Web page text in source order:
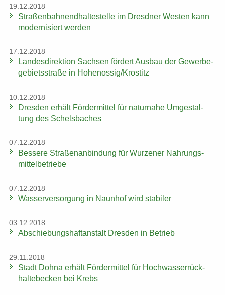
19.12.2018
Stra­ßen­bah­nend­hal­te­stel­le im Dresd­ner Wes­ten kann
mo­der­ni­siert wer­den
17.12.2018
Lan­des­di­rek­ti­on Sach­sen för­dert Aus­bau der Ge­wer­be­
ge­biets­stra­ße in Ho­he­nos­sig/Krostitz
10.12.2018
Dres­den er­hält För­der­mit­tel für na­tur­na­he Um­ge­stal­
tung des Schels­ba­ches
07.12.2018
Bes­se­re Stra­ßen­an­bin­dung für Wur­ze­ner Nah­rungs­
mit­tel­be­trie­be
07.12.2018
Was­ser­ver­sor­gung in Naun­hof wird sta­bi­ler
03.12.2018
Ab­schie­bungs­haft­an­stalt Dres­den in Be­trieb
29.11.2018
Stadt Dohna er­hält För­der­mit­tel für Hoch­was­ser­rück­
hal­te­be­cken bei Krebs